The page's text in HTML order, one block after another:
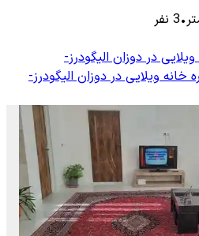
•
3 نفر
در دوزان الیگودرز-
خانه ویلایی در دوزان الیگودرز-